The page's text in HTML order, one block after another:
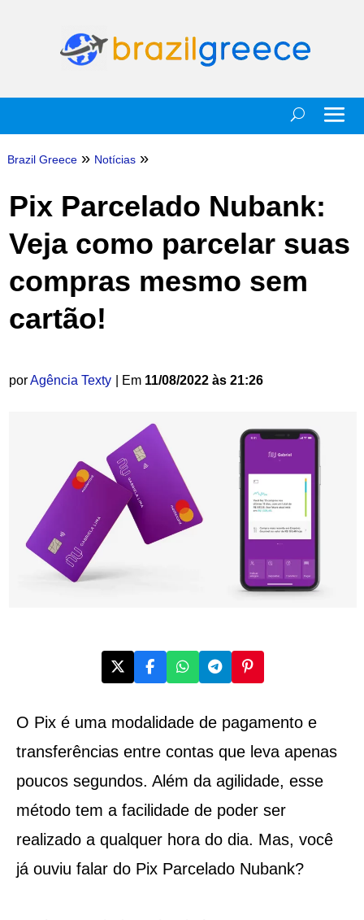
Brazil Greece » Notícias »
Pix Parcelado Nubank:
Veja como parcelar suas
compras mesmo sem
cartão!
porAgência Texty | Em 11/08/2022 às 21:26
O Pix é uma modalidade de pagamento e
transferências entre contas que leva apenas
poucos segundos. Além da agilidade, esse
método tem a facilidade de poder ser
realizado a qualquer hora do dia. Mas, você
já ouviu falar do Pix Parcelado Nubank?